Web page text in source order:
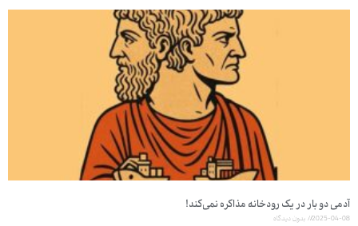
آدمی دو بار در یک رودخانه مذاکره نمی‌کند!
2025-04-08 بدون دیدگاه